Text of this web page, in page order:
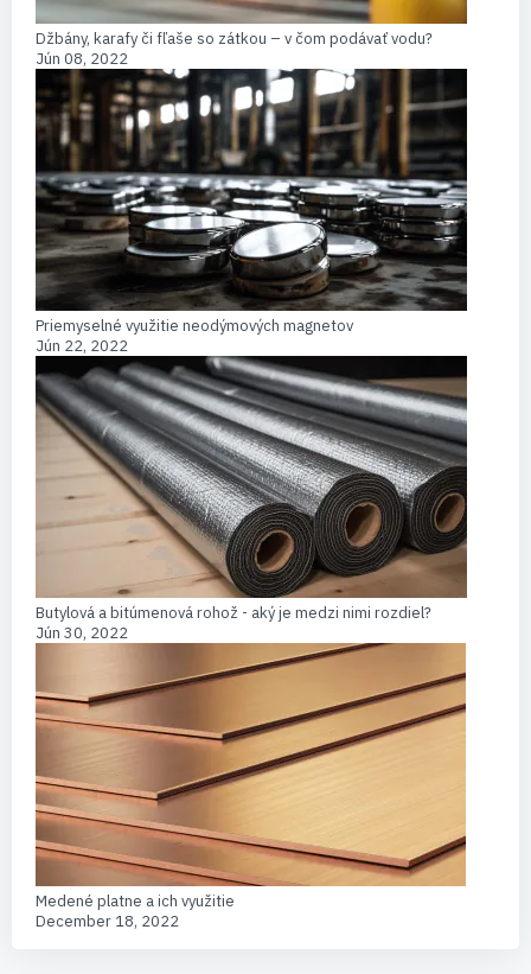
Džbány, karafy či fľaše so zátkou – v čom podávať vodu?
Jún 08, 2022
Priemyselné využitie neodýmových magnetov
Jún 22, 2022
Butylová a bitúmenová rohož - aký je medzi nimi rozdiel?
Jún 30, 2022
Medené platne a ich využitie
December 18, 2022